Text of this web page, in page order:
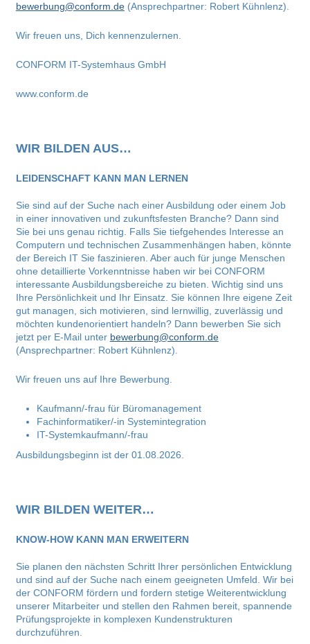
bewerbung@conform.de(Ansprechpartner: Robert Kühnlenz).
Wir freuen uns, Dich kennenzulernen.
CONFORM IT-Systemhaus GmbH
www.conform.de
WIR BILDEN AUS…
LEIDENSCHAFT KANN MAN LERNEN
Sie sind auf der Suche nach einer Ausbildung oder einem Job
in einer innovativen und zukunftsfesten Branche? Dann sind
Sie bei uns genau richtig. Falls Sie tiefgehendes Interesse an
Computern und technischen Zusammenhängen haben, könnte
der Bereich IT Sie faszinieren. Aber auch für junge Menschen
ohne detaillierte Vorkenntnisse haben wir bei CONFORM
interessante Ausbildungsbereiche zu bieten. Wichtig sind uns
Ihre Persönlichkeit und Ihr Einsatz. Sie können Ihre eigene Zeit
gut managen, sich motivieren, sind lernwillig, zuverlässig und
möchten kundenorientiert handeln? Dann bewerben Sie sich
jetzt per E-Mail unter bewerbung@conform.de
(Ansprechpartner: Robert Kühnlenz).
Wir freuen uns auf Ihre Bewerbung.
Kaufmann/-frau für Büromanagement
Fachinformatiker/-in Systemintegration
IT-Systemkaufmann/-frau
Ausbildungsbeginn ist der 01.08.2026.
WIR BILDEN WEITER…
KNOW-HOW KANN MAN ERWEITERN
Sie planen den nächsten Schritt Ihrer persönlichen Entwicklung
und sind auf der Suche nach einem geeigneten Umfeld. Wir bei
der CONFORM fördern und fordern stetige Weiterentwicklung
unserer Mitarbeiter und stellen den Rahmen bereit, spannende
Prüfungsprojekte in komplexen Kundenstrukturen
durchzuführen.